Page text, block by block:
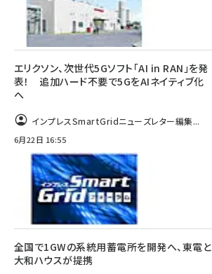
エリクソン、次世代5Gソフト「AI in RAN」を発
表！ 追加ハード不要で5GをAIネイティブ化
へ
インプレスSmartGridニューズレター編集...
6月22日 16:55
全国で1GWの系統用蓄電所を開発へ、東電と
大和ハウスが提携